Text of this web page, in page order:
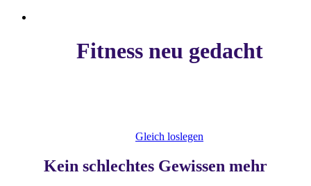
Fitness neu gedacht
Gleich loslegen
Kein schlechtes Gewissen mehr